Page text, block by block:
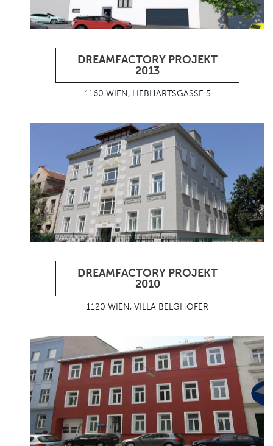
DREAMFACTORY PROJEKT
2013
1160 WIEN, LIEBHARTSGASSE 5
DREAMFACTORY PROJEKT
2010
1120 WIEN, VILLA BELGHOFER